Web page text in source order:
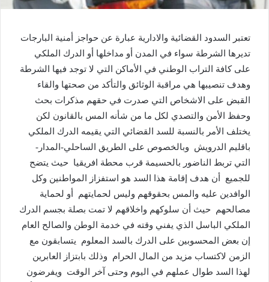
تعتبر السدود القضائية والادارية عبارة عن حواجز أمنية البارجات
تديرها الشرطة سواء في المدن أو مداخلها أو الدرك الملكي
على كافة التراب الوطني في الأماكن التي لا توجد فيها الشرطة
وهدف تنصيبها هي مراقبة الوثائق والتأكد من صحتها والقاء
القبض على الاشخاص التي صدرت في حقهم مذكرات بحث
وحفظ الأمن والتصدي لكل ما من شأنه المس بالقانون لكن
يختلف الأمر بالنسبة للسد القضائي التي يقيمه الدرك الملكي
باقليم الدرويش وبالخصوص على الطريق الساحلي-المدار-
التي تربط الناضور بالحسيمة قرب محطة افريقيا حيث يتضح
للجميع أن هدف إقامة هذا السد هو استفزاز المواطنين وكل
الوافدين عليه والمس بحقوقهم وليس لحمايتهم أو لحماية
مصالحهم حيث أن سلوكهم واخلاقهم لا تمت بصلة بجسم الدرك
الملكي الباسل الذي يفني وقته في خدمة الوطن والصالح العام
إن بعض المحسوبين على الدرك بالسد المعلوم يتسابقون مع
الزمن لاكتساب مزيد من المال الحرام وذلك بابتزاز العابرين
لهذا السد طوال عملهم في اليوم وحتى آخر الوقت ويفرضون